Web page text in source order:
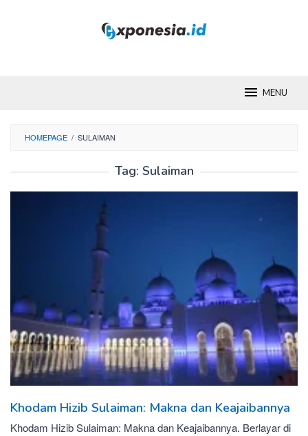
MENU
HOMEPAGE / SULAIMAN
Tag: Sulaiman
Khodam Hizib Sulaiman: Makna dan Keajaibannya
Khodam Hizib Sulaiman: Makna dan Keajaibannya. Berlayar di